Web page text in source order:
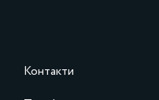
Контакти